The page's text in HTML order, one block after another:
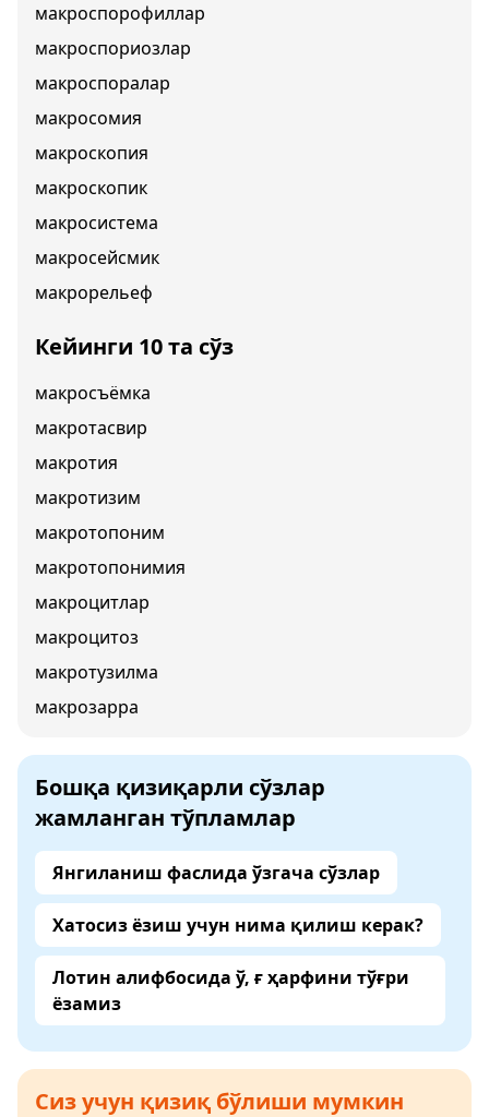
макроспорофиллар
макроспориозлар
макроспоралар
макросомия
макроскопия
макроскопик
макросистема
макросейсмик
макрорельеф
Кейинги 10 та сўз
макросъёмка
макротасвир
макротия
макротизим
макротопоним
макротопонимия
макроцитлар
макроцитоз
макротузилма
макрозарра
Бошқа қизиқарли сўзлар
жамланган тўпламлар
Янгиланиш фаслида ўзгача сўзлар
Хатосиз ёзиш учун нима қилиш керак?
Лотин алифбосида ў, ғ ҳарфини тўғри
ёзамиз
Сиз учун қизиқ бўлиши мумкин